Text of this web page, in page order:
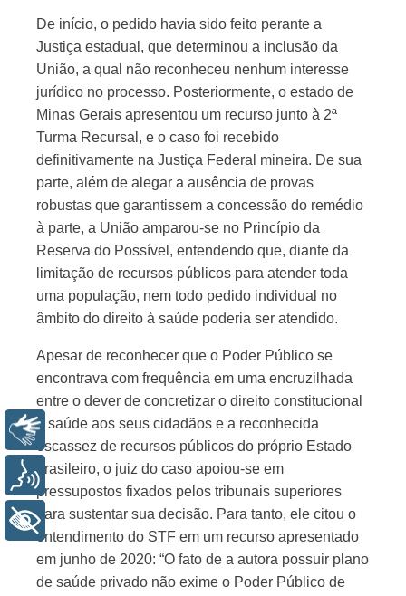
De início, o pedido havia sido feito perante a
Justiça estadual, que determinou a inclusão da
União, a qual não reconheceu nenhum interesse
jurídico no processo. Posteriormente, o estado de
Minas Gerais apresentou um recurso junto à 2ª
Turma Recursal, e o caso foi recebido
definitivamente na Justiça Federal mineira. De sua
parte, além de alegar a ausência de provas
robustas que garantissem a concessão do remédio
à parte, a União amparou-se no Princípio da
Reserva do Possível, entendendo que, diante da
limitação de recursos públicos para atender toda
uma população, nem todo pedido individual no
âmbito do direito à saúde poderia ser atendido.
Apesar de reconhecer que o Poder Público se
encontrava com frequência em uma encruzilhada
entre o dever de concretizar o direito constitucional
à saúde aos seus cidadãos e a reconhecida
escassez de recursos públicos do próprio Estado
brasileiro, o juiz do caso apoiou-se em
pressupostos fixados pelos tribunais superiores
para sustentar sua decisão. Para tanto, ele citou o
entendimento do STF em um recurso apresentado
em junho de 2020: “O fato de a autora possuir plano
de saúde privado não exime o Poder Público de
Libras
Voz
+ Acessibilidade